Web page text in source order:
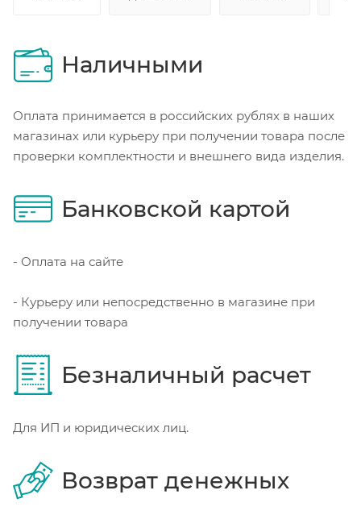
Наличными
Оплата принимается в российских рублях в наших
магазинах или курьеру при получении товара после
проверки комплектности и внешнего вида изделия.
Банковской картой
- Оплата на сайте
- Курьеру или непосредственно в магазине при
получении товара
Безналичный расчет
Для ИП и юридических лиц.
Возврат денежных